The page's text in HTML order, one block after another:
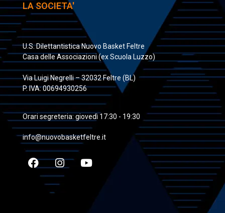
LA SOCIETA'
U.S. Dilettantistica Nuovo Basket Feltre
Casa delle Associazioni (ex Scuola Luzzo)
Via Luigi Negrelli – 32032 Feltre (BL)
P. IVA: 00694930256
Orari segreteria: giovedì 17:30 - 19:30
info@nuovobasketfeltre.it